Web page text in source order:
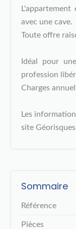
avec une cave.
Toute offre
Idéal pour
profession
Charges
Les
site
Sommaire
Référence
Pièces